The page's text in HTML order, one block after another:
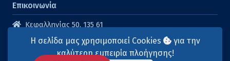
Επικοινωνία
Κεφαλληνίας 50, 135 61
Άγιοι Ανάργυροι
210 2614316
Η σελίδα μας χρησιμοποιεί Cookies
για την
καλύτερη εμπειρία πλοήγησης!